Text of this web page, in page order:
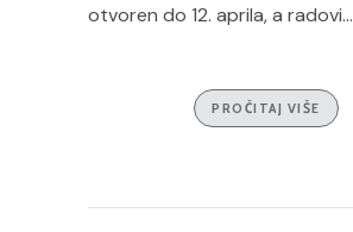
otvoren do 12. aprila, a radovi...
PROČITAJ VIŠE